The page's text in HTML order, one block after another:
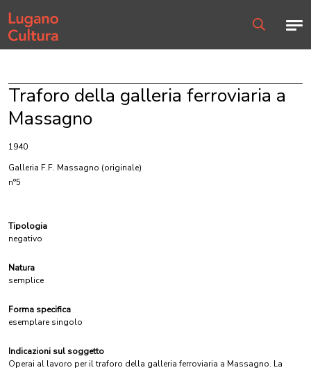
Home page
Traforo della galleria ferroviaria a
Massagno
1940
Galleria F.F. Massagno (originale)
n°5
Tipologia
negativo
Natura
semplice
Forma specifica
esemplare singolo
Indicazioni sul soggetto
Operai al lavoro per il traforo della galleria ferroviaria a Massagno. La